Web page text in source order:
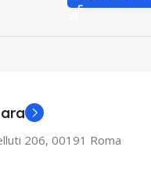
206, 00191 Roma